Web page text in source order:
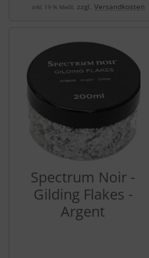
inkl. 19 % MwSt. zzgl. Versandkosten
Spectrum Noir -
Gilding Flakes -
Argent